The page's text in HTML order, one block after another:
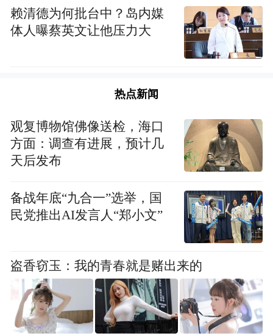
探索，做教义阐释的引领者。深入开展文化
浸润工程，不断用中华优秀传统文化滋养自
身，挖掘洞天福地丰富的文化资源，推动文
外交流，做文明互鉴的推动者。积极服务国
交流工作品牌，向世界讲好浙江故事、中国
故事，增进相互理解，共同进步。三要聚焦
生态道观，做生态保护的实践者。要挖掘弘
扬契合生态文明的教理教义，大力弘扬绿色
环保理念，推动生态文明建设。
赖清德为何批台中？岛内媒
体人曝蔡英文让他压力大
热点新闻
观复博物馆佛像送检，海口
方面：调查有进展，预计几
天后发布
备战年底“九合一”选举，国
民党推出AI发言人“郑小文”
盗香窃玉：我的青春就是赌出来的